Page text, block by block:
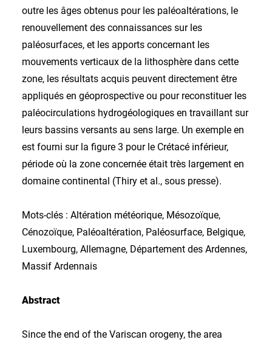
outre les âges obtenus pour les paléoaltérations, le
renouvellement des connaissances sur les
paléosurfaces, et les apports concernant les
mouvements verticaux de la lithosphère dans cette
zone, les résultats acquis peuvent directement être
appliqués en géoprospective ou pour reconstituer les
paléocirculations hydrogéologiques en travaillant sur
leurs bassins versants au sens large. Un exemple en
est fourni sur la figure 3 pour le Crétacé inférieur,
période où la zone concernée était très largement en
domaine continental (Thiry et al., sous presse).
Mots-clés : Altération météorique, Mésozoïque,
Cénozoïque, Paléoaltération, Paléosurface, Belgique,
Luxembourg, Allemagne, Département des Ardennes,
Massif Ardennais
Abstract
Since the end of the Variscan orogeny, the area